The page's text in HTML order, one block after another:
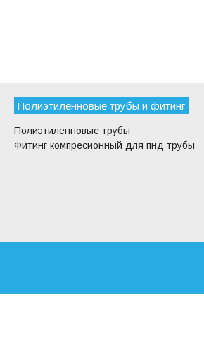
Полиэтиленновые трубы и фитинг
Полиэтиленновые трубы
Фитинг компресионный для пнд трубы